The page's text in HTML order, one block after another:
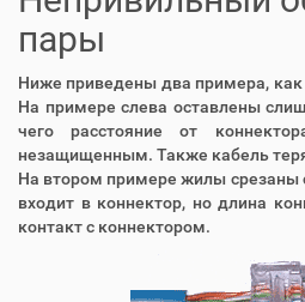
пары
Ниже приведены два примера,
На примере слева оставлены
чего расстояние от
незащищенным. Также кабель
На втором примере жилы срезаны
входит в коннектор, но длина
контакт с коннектором.